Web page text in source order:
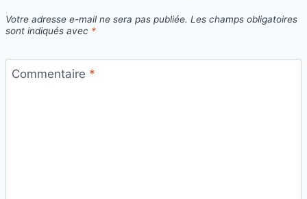
Votre adresse e-mail ne sera pas publiée. Les champs obligatoires
sont indiqués avec *
Commentaire *